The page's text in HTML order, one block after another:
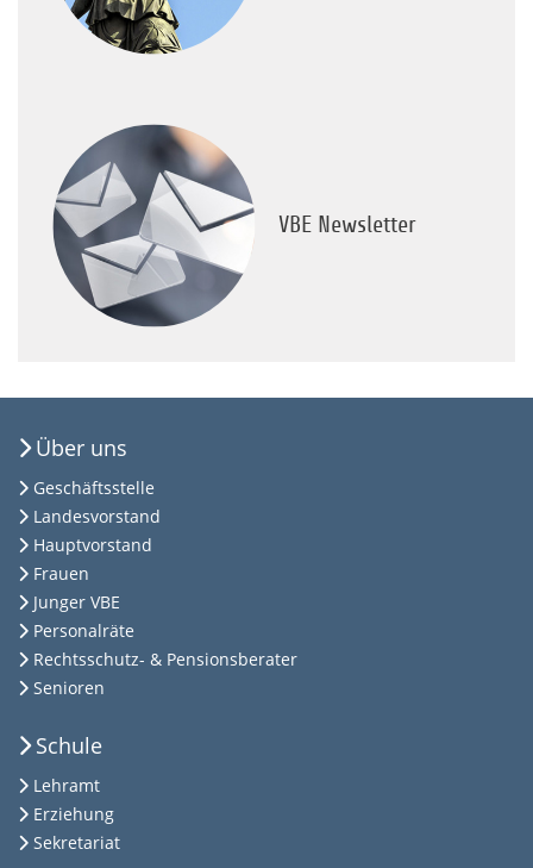
VBE Newsletter
Über uns
Geschäftsstelle
Landesvorstand
Hauptvorstand
Frauen
Junger VBE
Personalräte
Rechtsschutz- & Pensionsberater
Senioren
Schule
Lehramt
Erziehung
Sekretariat